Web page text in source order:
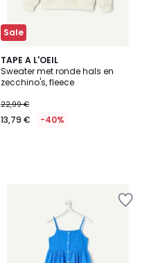
Sale
TAPE A L'OEIL
Sweater met ronde hals en
zecchino's, fleece
22,99 €
13,79 € -40%